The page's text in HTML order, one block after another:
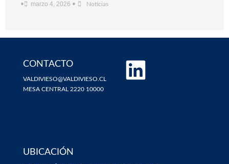
• marzo 4, 2026 • Noticias
CONTACTO
VALDIVIESO@VALDIVIESO.CL
MESA CENTRAL 2220 10000
UBICACIÓN